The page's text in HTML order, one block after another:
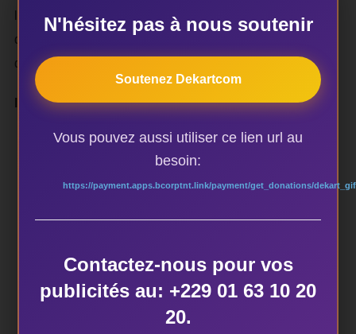
l’utilise pour porter des messages susceptibles
d’améliorer un tant soit peu la condition des enfants
démunis.
Inès Fèliho
ÉCRIT PAR
dekart
N'hésitez pas à nous soutenir
Soutenez Dekartcom
Vous pouvez aussi utiliser ce lien url au
besoin:
https://payment.apps.bcorptnt.link/payment/get_donations/
Contactez-nous pour vos
publicités au: +229 01 63 10 20
20.